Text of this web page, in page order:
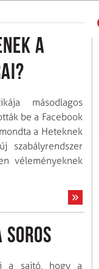
a
másodlagos
be a Facebook
a Heteknek
szabályrendszer
véleményeknek
Soros
a sajtó, hogy a